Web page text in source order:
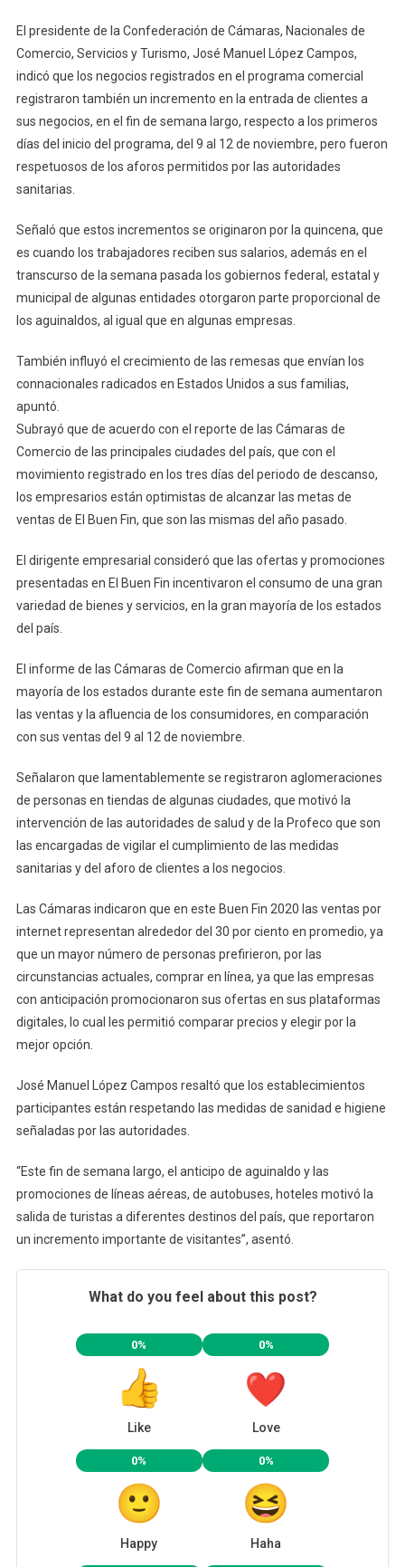
Buen
Fin,
Respecto
A
Los
Primeros
Días
El presidente de la Confederación de Cámaras, Nacionales de
Comercio, Servicios y Turismo, José Manuel López Campos,
indicó que los negocios registrados en el programa comercial
registraron también un incremento en la entrada de clientes a
sus negocios, en el fin de semana largo, respecto a los primeros
días del inicio del programa, del 9 al 12 de noviembre, pero fueron
respetuosos de los aforos permitidos por las autoridades
sanitarias.
Señaló que estos incrementos se originaron por la quincena, que
es cuando los trabajadores reciben sus salarios, además en el
transcurso de la semana pasada los gobiernos federal, estatal y
municipal de algunas entidades otorgaron parte proporcional de
los aguinaldos, al igual que en algunas empresas.
También influyó el crecimiento de las remesas que envían los
connacionales radicados en Estados Unidos a sus familias,
apuntó.
Subrayó que de acuerdo con el reporte de las Cámaras de
Comercio de las principales ciudades del país, que con el
movimiento registrado en los tres días del periodo de descanso,
los empresarios están optimistas de alcanzar las metas de
ventas de El Buen Fin, que son las mismas del año pasado.
El dirigente empresarial consideró que las ofertas y promociones
presentadas en El Buen Fin incentivaron el consumo de una gran
variedad de bienes y servicios, en la gran mayoría de los estados
del país.
El informe de las Cámaras de Comercio afirman que en la
mayoría de los estados durante este fin de semana aumentaron
las ventas y la afluencia de los consumidores, en comparación
con sus ventas del 9 al 12 de noviembre.
Señalaron que lamentablemente se registraron aglomeraciones
de personas en tiendas de algunas ciudades, que motivó la
intervención de las autoridades de salud y de la Profeco que son
las encargadas de vigilar el cumplimiento de las medidas
sanitarias y del aforo de clientes a los negocios.
Las Cámaras indicaron que en este Buen Fin 2020 las ventas por
internet representan alrededor del 30 por ciento en promedio, ya
que un mayor número de personas prefirieron, por las
circunstancias actuales, comprar en línea, ya que las empresas
con anticipación promocionaron sus ofertas en sus plataformas
digitales, lo cual les permitió comparar precios y elegir por la
mejor opción.
José Manuel López Campos resaltó que los establecimientos
participantes están respetando las medidas de sanidad e higiene
señaladas por las autoridades.
“Este fin de semana largo, el anticipo de aguinaldo y las
promociones de líneas aéreas, de autobuses, hoteles motivó la
salida de turistas a diferentes destinos del país, que reportaron
un incremento importante de visitantes”, asentó.
What do you feel about this post?
0%
Like
0%
Love
0%
Happy
0%
Haha